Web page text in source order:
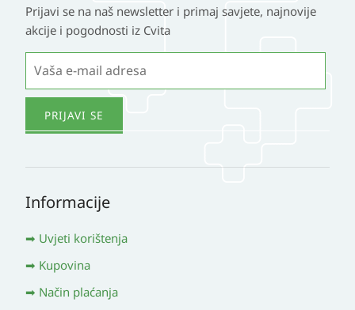
Prijavi se na naš newsletter i primaj savjete, najnovije
akcije i pogodnosti iz Cvita
Informacije
Uvjeti korištenja
Kupovina
Način plaćanja